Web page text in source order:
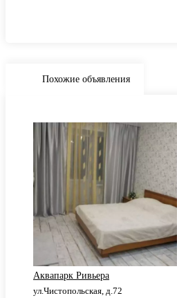
Похожие объявления
Аквапарк Ривьера
ул.Чистопольская, д.72